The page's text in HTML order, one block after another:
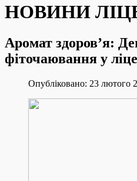
НОВИНИ
Аромат здоров’я:
фіточаювання у
Опубліковано: 23 лютого